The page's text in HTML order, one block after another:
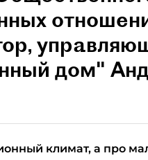
дом"
климат, а про